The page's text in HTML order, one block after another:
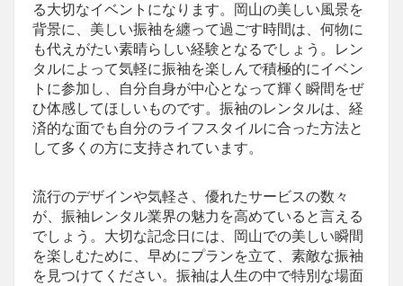
る大切なイベントになります。岡山の美しい風景を
背景に、美しい振袖を纏って過ごす時間は、何物に
も代えがたい素晴らしい経験となるでしょう。レン
タルによって気軽に振袖を楽しんで積極的にイベン
トに参加し、自分自身が中心となって輝く瞬間をぜ
ひ体感してほしいものです。振袖のレンタルは、経
済的な面でも自分のライフスタイルに合った方法と
して多くの方に支持されています。
流行のデザインや気軽さ、優れたサービスの数々
が、振袖レンタル業界の魅力を高めていると言える
でしょう。大切な記念日には、岡山での美しい瞬間
を楽しむために、早めにプランを立て、素敵な振袖
を見つけてください。振袖は人生の中で特別な場面